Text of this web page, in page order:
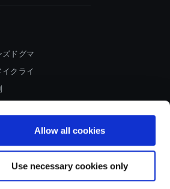
Allow all cookies
Use necessary cookies only
ズドグマ
クライ